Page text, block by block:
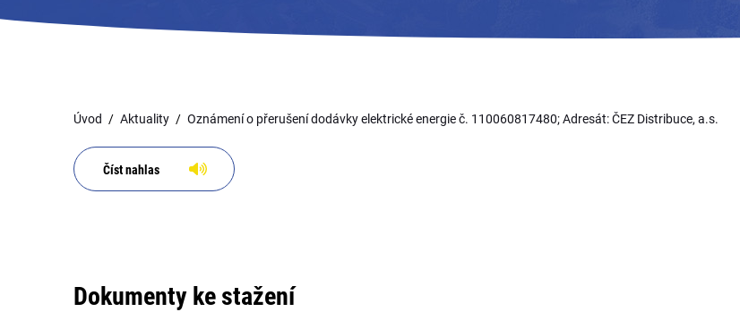
Úvod Aktuality Oznámení o přerušení dodávky elektrické energie č. 110060817480; Adresát: ČEZ Distribuce, a.s.
Číst nahlas
Dokumenty ke stažení